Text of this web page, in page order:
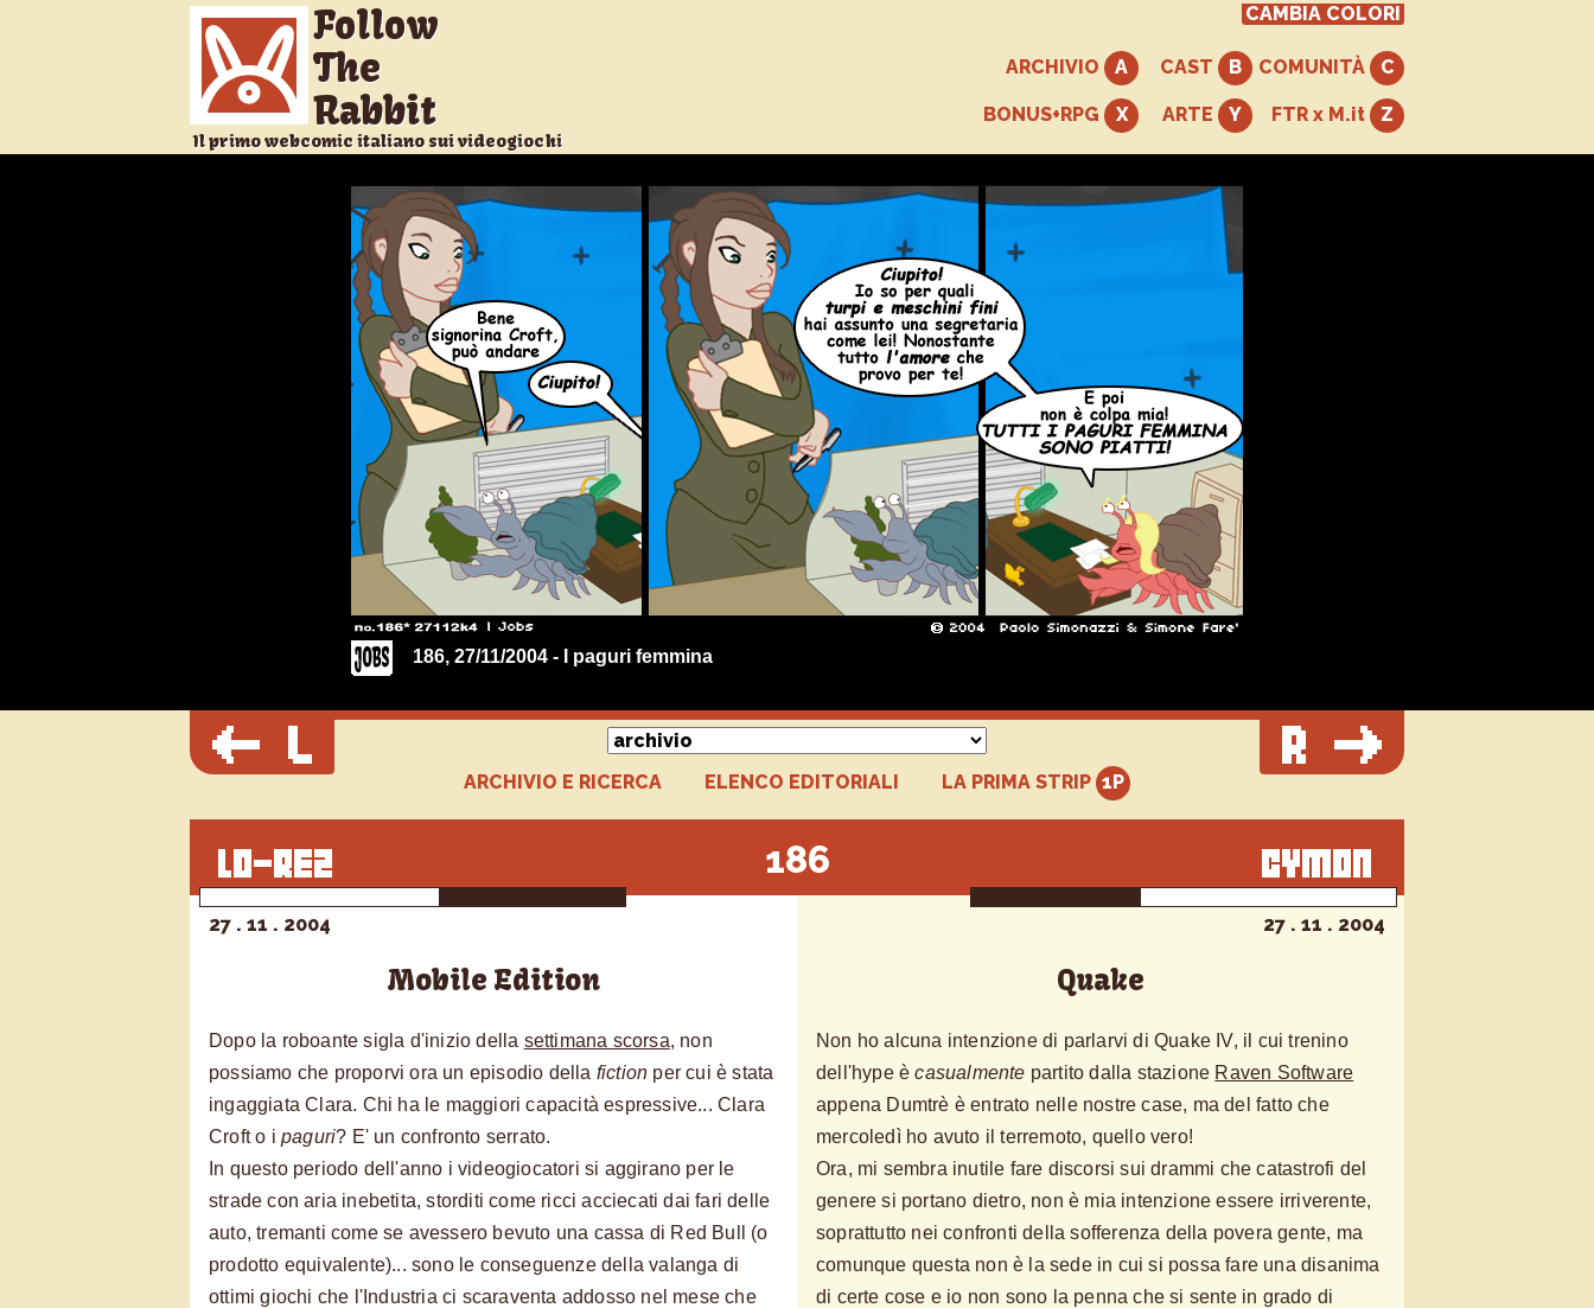
Follow
The
Rabbit
Il primo webcomic italiano sui videogiochi
CAMBIA COLORI
ARCHIVIO CAST COMUNITÀ
BONUS+RPG ARTE FTR x M.it
186, 27/11/2004 - I paguri femmina
ARCHIVIO E RICERCA ELENCO EDITORIALI LA PRIMA STRIP
186
27 . 11 . 2004
Mobile Edition
Dopo la roboante sigla d'inizio della settimana scorsa, non
possiamo che proporvi ora un episodio della fiction per cui è stata
ingaggiata Clara. Chi ha le maggiori capacità espressive... Clara
Croft o ipaguri? E' un confronto serrato.
In questo periodo dell'anno i videogiocatori si aggirano per le
strade con aria inebetita, storditi come ricci acciecati dai fari delle
auto, tremanti come se avessero bevuto una cassa di Red Bull (o
prodotto equivalente)... sono le conseguenze della valanga di
ottimi giochi che l'Industria ci scaraventa addosso nel mese che
27 . 11 . 2004
Quake
Non ho alcuna intenzione di parlarvi di Quake IV, il cui trenino
dell'hype ècasualmente partito dalla stazione Raven Software
appena Dumtrè è entrato nelle nostre case, ma del fatto che
mercoledì ho avuto il terremoto, quello vero!
Ora, mi sembra inutile fare discorsi sui drammi che catastrofi del
genere si portano dietro, non è mia intenzione essere irriverente,
soprattutto nei confronti della sofferenza della povera gente, ma
comunque questa non è la sede in cui si possa fare una disanima
di certe cose e io non sono la penna che si sente in grado di